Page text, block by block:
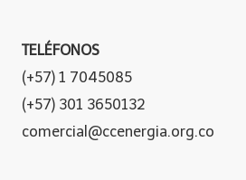
TELÉFONOS
(+57) 1 7045085
(+57) 301 3650132
comercial@ccenergia.org.co